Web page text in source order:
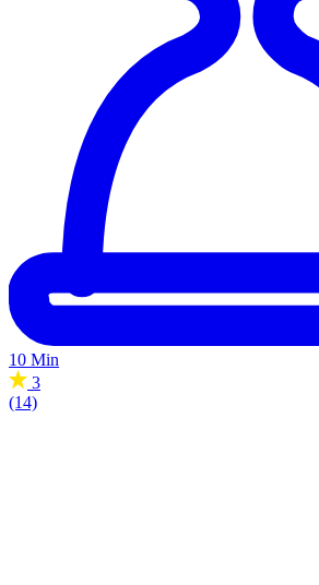
10 Min
3
(14)